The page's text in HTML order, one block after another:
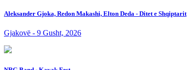
Aleksander Gjoka, Redon Makashi, Elton Deda - Ditet e Shqiptarit
Gjakovë - 9 Gusht, 2026